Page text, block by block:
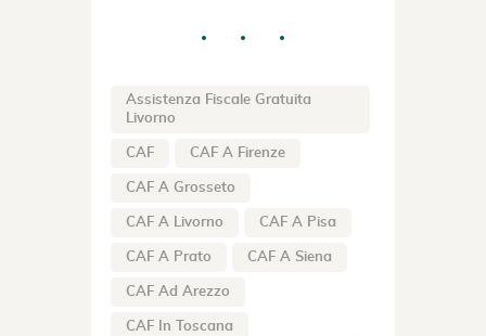
Assistenza Fiscale Gratuita
Livorno
CAF CAF A Firenze
CAF A Grosseto
CAF A Livorno CAF A Pisa
CAF A Prato CAF A Siena
CAF Ad Arezzo
CAF In Toscana